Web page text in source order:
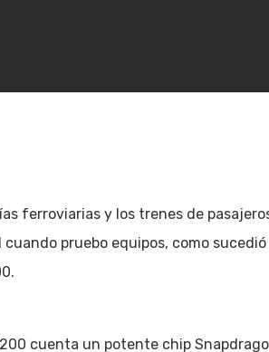
ferroviarias y los trenes de
cuando pruebo equipos, como
cuenta un potente chip